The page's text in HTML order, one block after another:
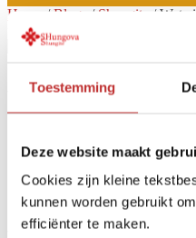
Toestemming
Deze website maakt
Cookies zijn kleine
kunnen worden gebruikt
efficiënter te maken.
Home /Blogs / Shungite /Wat
mijn shungite producten
Wat zijn die
‘plekjes/
op/in mijn